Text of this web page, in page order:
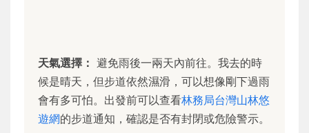
天氣選擇： 避免雨後一兩天內前往。我去的時
候是晴天，但步道依然濕滑，可以想像剛下過雨
會有多可怕。出發前可以查看林務局台灣山林悠
遊網的步道通知，確認是否有封閉或危險警示。